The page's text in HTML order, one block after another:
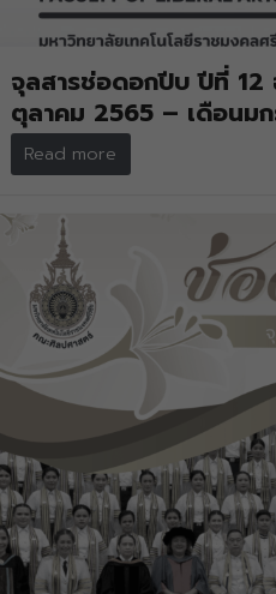
จุลสารช่อดอกปีบ ปีที่ 12
ตุลาคม 2565 – เดือนม
Read more